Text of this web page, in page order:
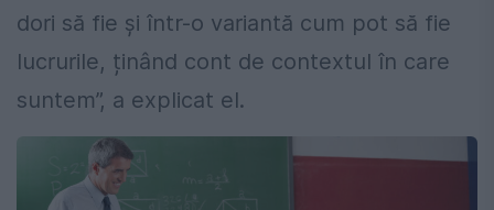
dori să fie și într-o variantă cum pot să fie
lucrurile, ținând cont de contextul în care
suntem”, a explicat el.